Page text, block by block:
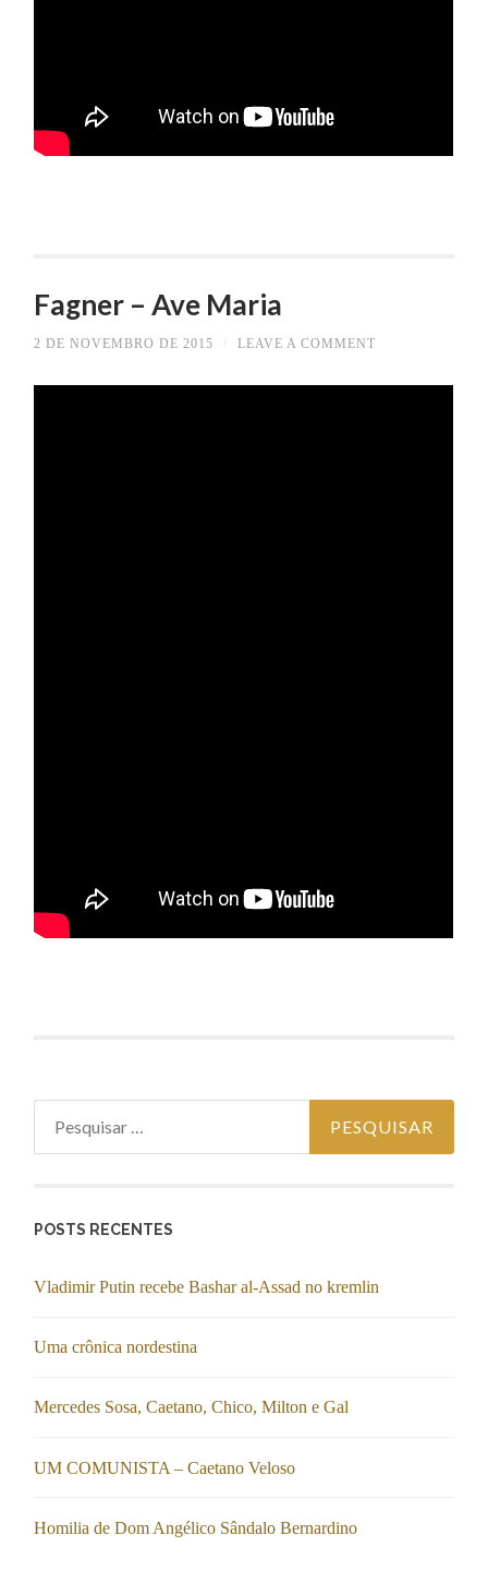
Fagner – Ave Maria
2 DE NOVEMBRO DE 2015 LEAVE A COMMENT
POSTS RECENTES
Vladimir Putin recebe Bashar al-Assad no kremlin
Uma crônica nordestina
Mercedes Sosa, Caetano, Chico, Milton e Gal
UM COMUNISTA – Caetano Veloso
Homilia de Dom Angélico Sândalo Bernardino